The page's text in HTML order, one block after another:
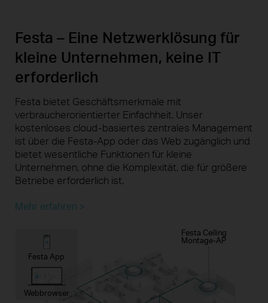
Festa – Eine Netzwerklösung für
kleine Unternehmen, keine IT
erforderlich
Festa bietet Geschäftsmerkmale mit
verbraucherorientierter Einfachheit. Unser
kostenloses cloud-basiertes zentrales Management
ist über die Festa-App oder das Web zugänglich und
bietet wesentliche Funktionen für kleine
Unternehmen, ohne die Komplexität, die für größere
Betriebe erforderlich ist.
Mehr erfahren >
Festa App
Webbrowser
Festa Ceiling
Montage-AP